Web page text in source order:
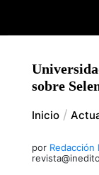
sobre
Inicio
por Redacción